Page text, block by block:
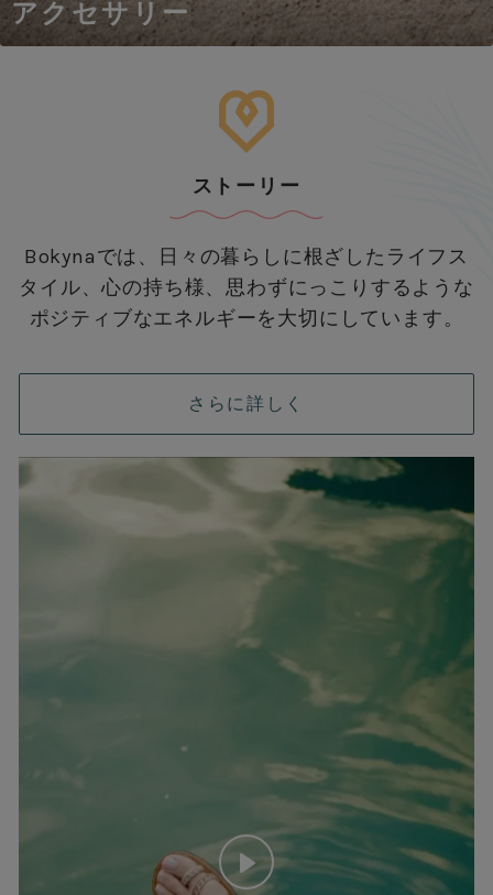
アクセサリー
ストーリー
Bokynaでは、日々の暮らしに根ざしたライフス
タイル、心の持ち様、思わずにっこりするような
ポジティブなエネルギーを大切にしています。
さらに詳しく
Play